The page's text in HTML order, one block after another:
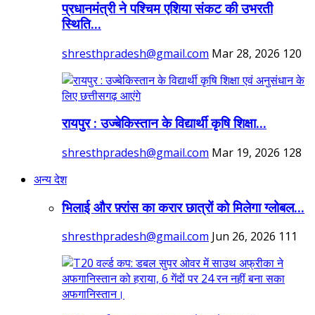
प्रधानमंत्री ने पश्चिम एशिया संकट की उभरती
स्थिति...
shresthpradesh@gmail.com Mar 28, 2026 120
रायपुर : उज्बेकिस्तान के विद्यार्थी कृषि शिक्षा...
shresthpradesh@gmail.com Mar 19, 2026 128
अन्य देश
भिलाई और फ़्रांस का करार छात्रों को मिलेगा ग्लोबल...
shresthpradesh@gmail.com Jun 26, 2026 111